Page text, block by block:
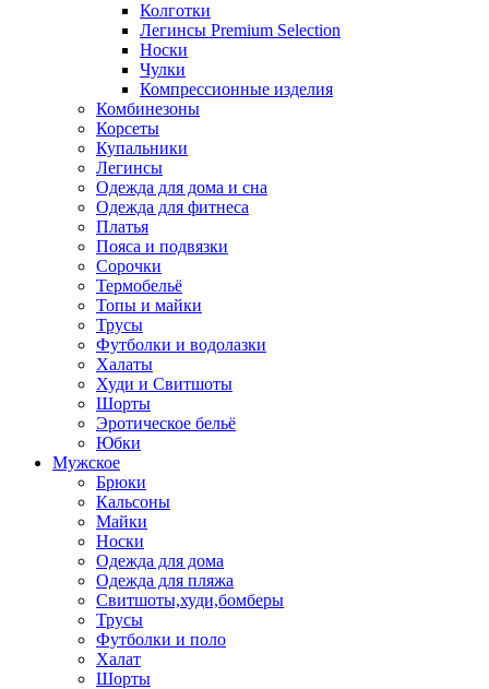
Колготки
Легинсы Premium Selection
Носки
Чулки
Компрессионные изделия
Комбинезоны
Корсеты
Купальники
Легинсы
Одежда для дома и сна
Одежда для фитнеса
Платья
Пояса и подвязки
Сорочки
Термобельё
Топы и майки
Трусы
Футболки и водолазки
Халаты
Худи и Свитшоты
Шорты
Эротическое бельё
Юбки
Мужское
Брюки
Кальсоны
Майки
Носки
Одежда для дома
Одежда для пляжа
Свитшоты,худи,бомберы
Трусы
Футболки и поло
Халат
Шорты